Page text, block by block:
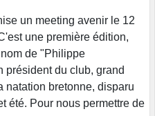
un meeting avenir le 12
une première édition,
de "Philippe
président du club, grand
natation bretonne, disparu
été. Pour nous permettre de